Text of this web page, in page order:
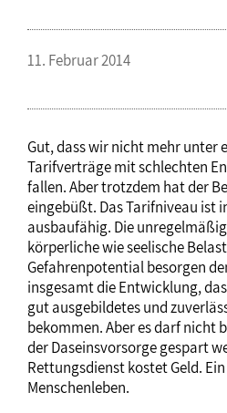
11. Februar 2014
Gut, dass wir nicht mehr unter
Tarifverträge mit schlechten
fallen. Aber trotzdem hat der
eingebüßt. Das Tarifniveau ist
ausbaufähig. Die
körperliche wie seelische
Gefahrenpotential besorgen
insgesamt die Entwicklung,
gut ausgebildetes und
bekommen. Aber es darf nicht
der Daseinsvorsorge gespart
Rettungsdienst kostet Geld.
Menschenleben.